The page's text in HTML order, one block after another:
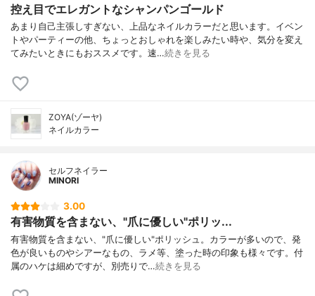
控え目でエレガントなシャンパンゴールド
あまり自己主張しすぎない、上品なネイルカラーだと思います。イベン
トやパーティーの他、ちょっとおしゃれを楽しみたい時や、気分を変え
てみたいときにもおススメです。速…続きを見る
ZOYA(ゾーヤ)
ネイルカラー
セルフネイラー
MINORI
3.00
有害物質を含まない、"爪に優しい"ポリッ...
有害物質を含まない、"爪に優しい"ポリッシュ。カラーが多いので、発
色が良いものやシアーなもの、ラメ等、塗った時の印象も様々です。付
属のハケは細めですが、別売りで…続きを見る